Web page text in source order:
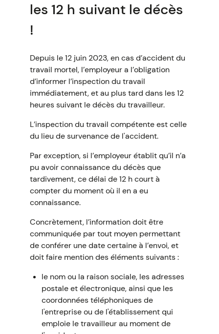
les 12 h suivant le décès
!
Depuis le 12 juin 2023, en cas d’accident du
travail mortel, l’employeur a l’obligation
d’informer l’inspection du travail
immédiatement, et au plus tard dans les 12
heures suivant le décès du travailleur.
L’inspection du travail compétente est celle
du lieu de survenance de l'accident.
Par exception, si l’employeur établit qu’il n’a
pu avoir connaissance du décès que
tardivement, ce délai de 12 h court à
compter du moment où il en a eu
connaissance.
Concrètement, l’information doit être
communiquée par tout moyen permettant
de conférer une date certaine à l’envoi, et
doit faire mention des éléments suivants :
le nom ou la raison sociale, les adresses
postale et électronique, ainsi que les
coordonnées téléphoniques de
l'entreprise ou de l'établissement qui
emploie le travailleur au moment de